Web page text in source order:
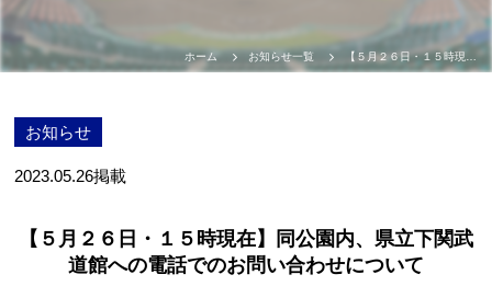
ホーム お知らせ一覧
お知らせ
2023.05.26掲載
【５月２６日・１５時現在】同公園内、県立下関武
道館への電話でのお問い合わせについて